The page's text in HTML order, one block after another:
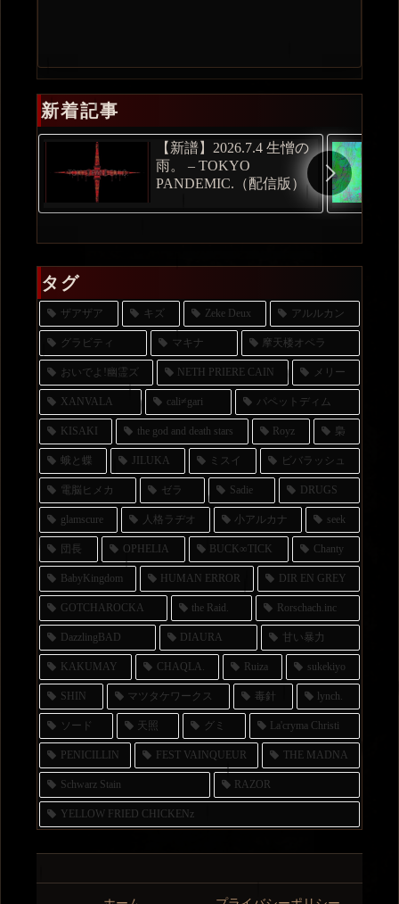
新着記事
【新譜】2026.7.4 生憎の
雨。 – TOKYO
PANDEMIC.（配信版）
タグ
ザアザア キズ Zeke Deux アルルカン
グラビティ マキナ 摩天楼オペラ
おいでよ!幽霊ズ NETH PRIERE CAIN メリー
XANVALA cali≠gari パペットディム
KISAKI the god and death stars Royz 梟
蛾と蝶 JILUKA ミスイ ビバラッシュ
電脳ヒメカ ゼラ Sadie DRUGS
glamscure 人格ラヂオ 小アルカナ seek
団長 OPHELIA BUCK∞TICK Chanty
BabyKingdom HUMAN ERROR DIR EN GREY
GOTCHAROCKA the Raid. Rorschach.inc
DazzlingBAD DIAURA 甘い暴力
KAKUMAY CHAQLA. Ruiza sukekiyo
SHIN マツタケワークス 毒針 lynch.
ソード 天照 グミ La'cryma Christi
PENICILLIN FEST VAINQUEUR THE MADNA
Schwarz Stain RAZOR
YELLOW FRIED CHICKENz